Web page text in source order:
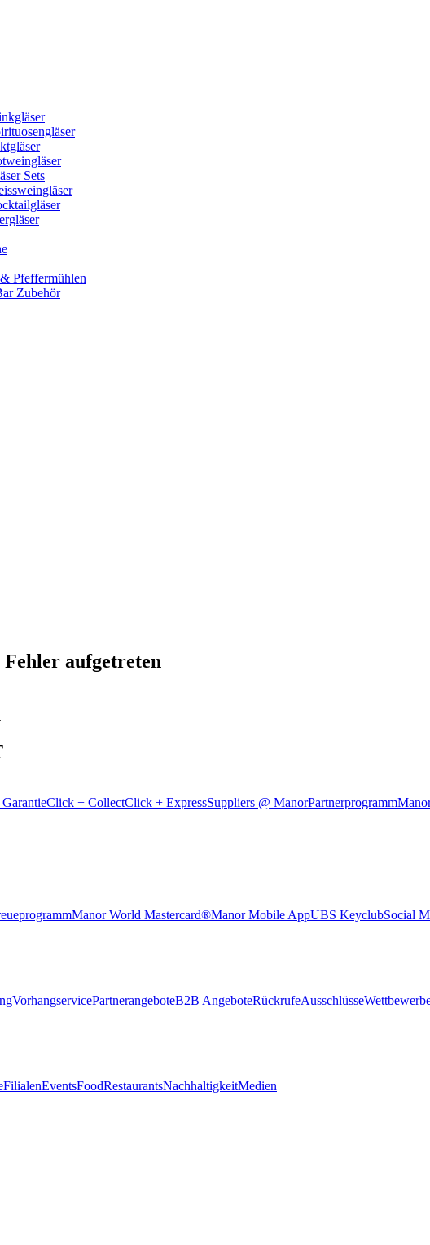
Sets
Pfeffermühlen
Zubehör
aufgetreten
Click + CollectClick + ExpressSuppliers @ ManorPartnerprogramm
Manor World Mastercard®Manor Mobile AppUBS KeyclubSocial
VorhangservicePartnerangeboteB2B AngeboteRückrufeAusschlüsse
FilialenEventsFoodRestaurantsNachhaltigkeitMedien